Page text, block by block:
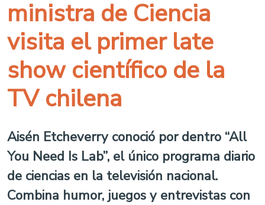
ministra de Ciencia
visita el primer late
show científico de la
TV chilena
Aisén Etcheverry conoció por dentro “All
You Need Is Lab”, el único programa diario
de ciencias en la televisión nacional.
Combina humor, juegos y entrevistas con